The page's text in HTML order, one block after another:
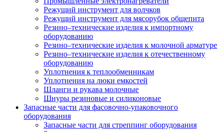
Режущий инструмент для волчков
Режущий инструмент для мясорубок общепита
Резино–технические изделия к импортному
оборудованию
Резино–технические изделия к молочной арматуре
Резино–технические изделия к отечественному
оборудованию
Уплотнения к теплообменникам
Уплотнения на люки емкостей
Шланги и рукава молочные
Шнуры резиновые и силиконовые
Запасные части для фасовочно-упаковочного
оборудования
Запасные части для стреппинг оборудования